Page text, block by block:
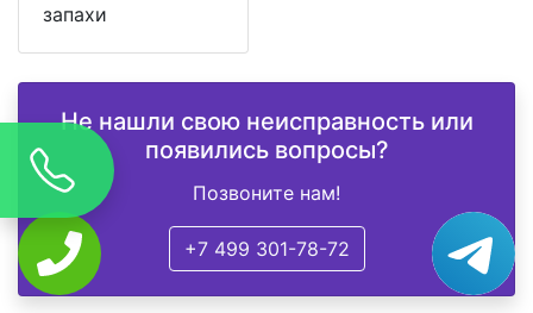
запахи
Не нашли свою неисправность или
появились вопросы?
Позвоните нам!
+7 499 301-78-72